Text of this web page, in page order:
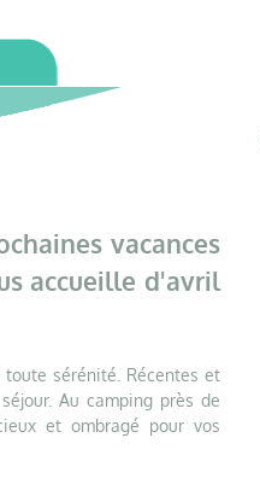
vacances
accueille d'avril
sérénité. Récentes et
Au camping près de
et ombragé pour vos